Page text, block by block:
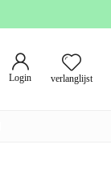
Login verlanglijst